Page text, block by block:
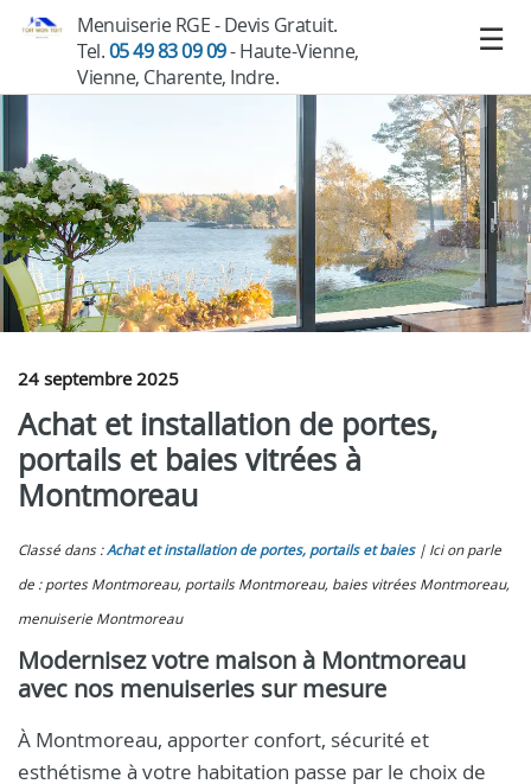
Menuiserie RGE - Devis Gratuit.
Tel.05 49 83 09 09- Haute-Vienne,
Vienne, Charente, Indre.
24 septembre 2025
Achat et installation de portes,
portails et baies vitrées à
Montmoreau
Classé dans :Achat et installation de portes, portails et baies
Ici on parle
de : portes Montmoreau, portails Montmoreau, baies vitrées Montmoreau,
menuiserie Montmoreau
Modernisez votre maison à Montmoreau
avec nos menuiseries sur mesure
À Montmoreau, apporter confort, sécurité et
esthétisme à votre habitation passe par le choix de